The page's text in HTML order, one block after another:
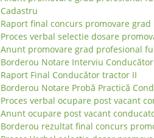
Cadastru
Raport final concurs promovare grad
Proces verbal selectie dosare
Anunt promovare grad profesional
Borderou Notare Interviu
Raport Final Conducător tractor II
Borderou Notare Probă Practică
Proces verbal ocupare post vacant
Anunt ocupare post vacant
Borderou rezultat final concurs